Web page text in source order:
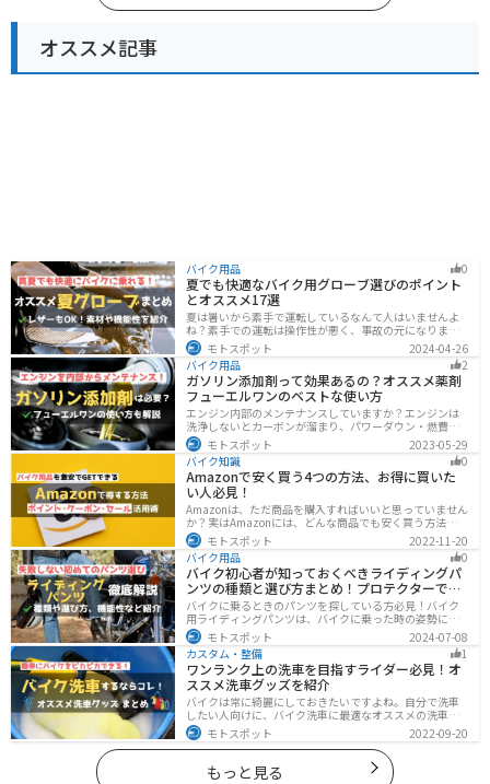
オススメ記事
バイク用品 0
夏でも快適なバイク用グローブ選びのポイント
とオススメ17選
夏は暑いから素手で運転しているなんて人はいませんよ
ね？素手での運転は操作性が悪く、事故の元になりま
す。直射日光が当たり日焼けで余計に暑くなります。夏に
は夏用グローブを使うことで、素手より涼しく快適にバ
イクに乗ることができるので是非使いましょう。
モトスポット
2024-04-26
バイク用品
2
ガソリン添加剤って効果あるの？オススメ薬剤
フューエルワンのベストな使い方
エンジン内部のメンテナンスしていますか？エンジンは
洗浄しないとカーボンが溜まり、パワーダウン・燃費の
悪化、燃焼以上、エンジンの焼き付きなどのトラブルの
原因になります。定期的にガソリン添加剤を入れてエン
ジン内部も綺麗にしましょう。
モトスポット
2023-05-29
バイク知識
0
Amazonで安く買う4つの方法、お得に買いた
い人必見！
Amazonは、ただ商品を購入すればいいと思っていません
か？実はAmazonには、どんな商品でも安く買う方法が存
在します。この記事では、Amazonでお得に買う方法を4
つ紹介します！Amazonギフト券をやAmazonポイント、
Amazonプライム、タイムセールを活用して安くお得に買
いましょう。
モトスポット
2022-11-20
バイク用品
0
バイク初心者が知っておくべきライディングパ
ンツの種類と選び方まとめ！プロテクターで脚
を守ろう
バイクに乗るときのパンツを探している方必見！バイク
用ライディングパンツは、バイクに乗った時の姿勢に最
適化されているので快適にバイクに乗ることができま
す。プロテクター内蔵で安全性も高くなります。この記事
ではパンツの選び方や種類など初心者が知っておくべき
ことをまとめました。
モトスポット
2024-07-08
カスタム・整備
1
ワンランク上の洗車を目指すライダー必見！オ
ススメ洗車グッズを紹介
バイクは常に綺麗にしておきたいですよね。自分で洗車
したい人向けに、バイク洗車に最適なオススメの洗車グ
ッズを紹介します。汚れを落とすシャンプーからツヤを
出すワックスまで全て紹介します。自分でバイク洗車を
しようと思っている方は参考にしてください。
モトスポット 2022-09-20
もっと見る